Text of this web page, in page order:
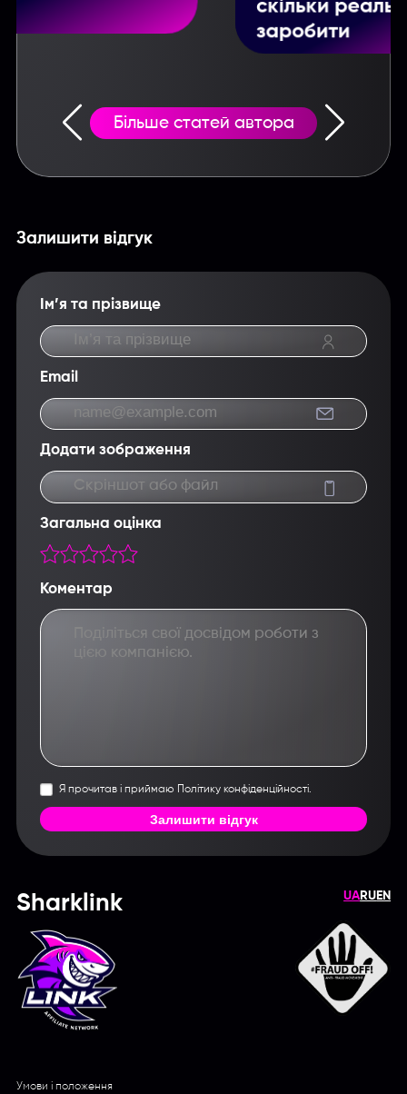
скільки реально можна
заробити
Більше статей автора
Залишити відгук
Ім’я та прізвище
Email
Додати зображення
Скріншот або файл
Загальна оцінка
Коментар
Я прочитав і приймаю Політику конфіденційності.
Залишити відгук
Sharklink UARUEN
Умови і положення